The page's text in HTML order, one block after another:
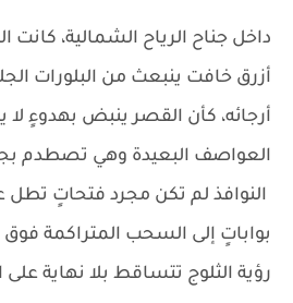
داخل جناح الرياح الشمالية، كانت
أزرق خافت ينبعث من البلورات
أرجائه، كأن القصر ينبض بهدوءٍ
العواصف البعيدة وهي تصطدم
النوافذ لم تكن مجرد فتحاتٍ تطل
بواباتٍ إلى السحب المتراكمة
رؤية الثلوج تتساقط بلا نهاية على